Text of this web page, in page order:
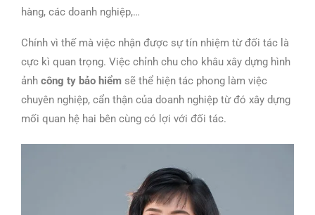
hàng, các doanh nghiệp,…
Chính vì thế mà việc nhận được sự tín nhiệm từ đối tác là
cực kì quan trọng. Việc chỉnh chu cho khâu xây dựng hình
ảnh công ty bảo hiểm sẽ thể hiện tác phong làm việc
chuyên nghiệp, cẩn thận của doanh nghiệp từ đó xây dựng
mối quan hệ hai bên cùng có lợi với đối tác.